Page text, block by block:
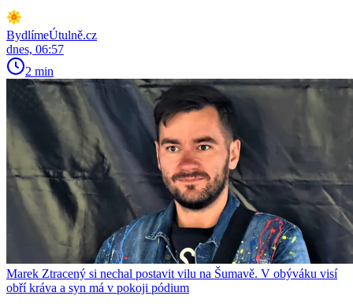
BydlímeÚtulně.cz
dnes, 06:57
2 min
Marek Ztracený si nechal postavit vilu na Šumavě. V obýváku visí
obří kráva a syn má v pokoji pódium